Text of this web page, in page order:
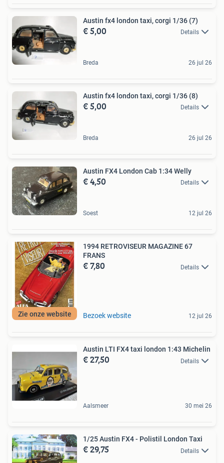
Austin fx4 london taxi, corgi 1/36 (7)
€ 5,00 Details
Breda 26 jul 26
Austin fx4 london taxi, corgi 1/36 (8)
€ 5,00 Details
Breda 26 jul 26
Austin FX4 London Cab 1:34 Welly
€ 4,50 Details
Soest 12 jul 26
Zie onze website
1994 RETROVISEUR MAGAZINE 67
FRANS
€ 7,80 Details
Bezoek website 12 jul 26
Austin LTI FX4 taxi london 1:43 Michelin
€ 27,50 Details
Aalsmeer 30 mei 26
1/25 Austin FX4 - Polistil London Taxi
€ 29,75 Details